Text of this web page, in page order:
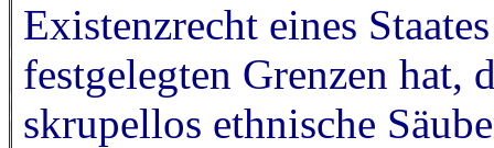
Existenzrecht eines
festgelegten Grenzen hat,
skrupellos ethnische